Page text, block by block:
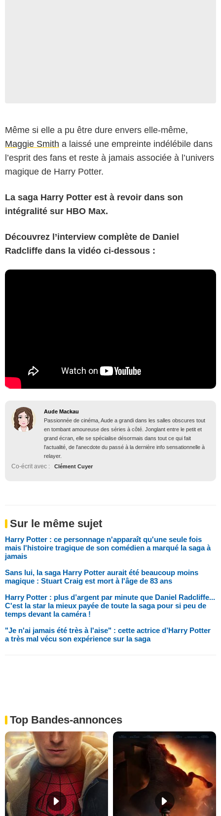
Même si elle a pu être dure envers elle-même,
Maggie Smith a laissé une empreinte indélébile dans
l’esprit des fans et reste à jamais associée à l’univers
magique de Harry Potter.
La saga Harry Potter est à revoir dans son
intégralité sur HBO Max.
Découvrez l’interview complète de Daniel
Radcliffe dans la vidéo ci-dessous :
Aude Mackau
Passionnée de cinéma, Aude a grandi dans les salles obscures tout
en tombant amoureuse des séries à côté. Jonglant entre le petit et
grand écran, elle se spécialise désormais dans tout ce qui fait
l'actualité, de l'anecdote du passé à la dernière info sensationnelle à
relayer.
Co-écrit avec : Clément Cuyer
Sur le même sujet
Harry Potter : ce personnage n'apparaît qu'une seule fois
mais l'histoire tragique de son comédien a marqué la saga à
jamais
Sans lui, la saga Harry Potter aurait été beaucoup moins
magique : Stuart Craig est mort à l'âge de 83 ans
Harry Potter : plus d’argent par minute que Daniel Radcliffe...
C'est la star la mieux payée de toute la saga pour si peu de
temps devant la caméra !
"Je n'ai jamais été très à l'aise" : cette actrice d’Harry Potter
a très mal vécu son expérience sur la saga
Top Bandes-annonces